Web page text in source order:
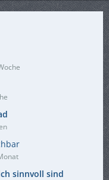
sinnvoll sind